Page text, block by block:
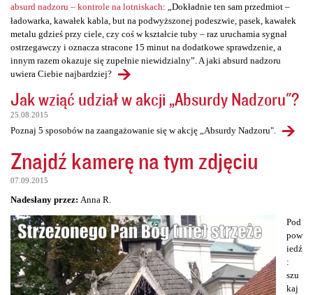
absurd nadzoru – kontrole na lotniskach: „Dokładnie ten sam przedmiot –
ładowarka, kawałek kabla, but na podwyższonej podeszwie, pasek, kawałek
metalu gdzieś przy ciele, czy coś w kształcie tuby – raz uruchamia sygnał
ostrzegawczy i oznacza stracone 15 minut na dodatkowe sprawdzenie, a
innym razem okazuje się zupełnie niewidzialny”. A jaki absurd nadzoru
uwiera Ciebie najbardziej?
Jak wziąć udział w akcji „Absurdy Nadzoru"?
25.08.2015
Poznaj 5 sposobów na zaangażowanie się w akcję „Absurdy Nadzoru".
Znajdź kamerę na tym zdjęciu
07.09.2015
Nadesłany przez: Anna R.
Pod
pow
iedź
:
szu
kaj